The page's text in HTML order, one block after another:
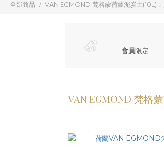
全部商品 VAN EGMOND 梵格蒙荷蘭泥炭土(10L)：
會員限定
VAN EGMOND 梵格